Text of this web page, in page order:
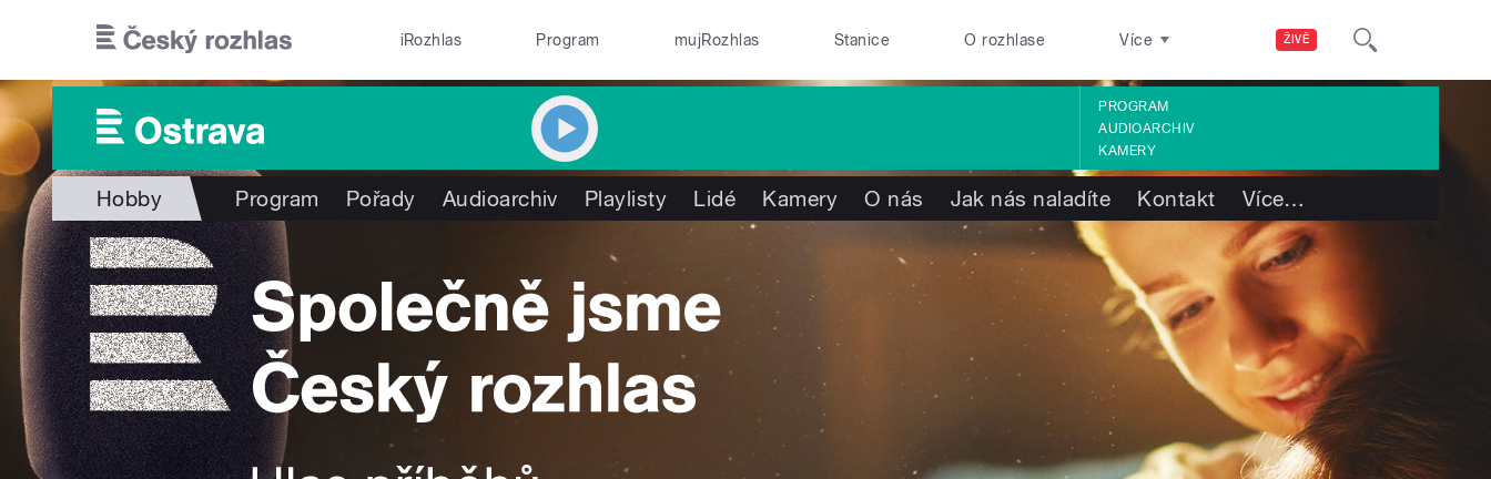
ŽIVĚ
iRozhlas Program mujRozhlas Stanice O rozhlase Více
PROGRAM
AUDIOARCHIV
KAMERY
Hobby Program Pořady Audioarchiv Playlisty Lidé Kamery O nás Jak nás naladíte Kontakt Více…